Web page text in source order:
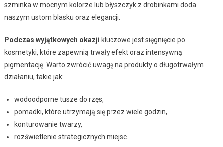
szminka w mocnym kolorze lub błyszczyk z drobinkami doda
naszym ustom blasku oraz elegancji.
Podczas wyjątkowych okazji kluczowe jest sięgnięcie po
kosmetyki, które zapewnią trwały efekt oraz intensywną
pigmentację. Warto zwrócić uwagę na produkty o długotrwałym
działaniu, takie jak:
wodoodporne tusze do rzęs,
pomadki, które utrzymają się przez wiele godzin,
konturowanie twarzy,
rozświetlenie strategicznych miejsc.